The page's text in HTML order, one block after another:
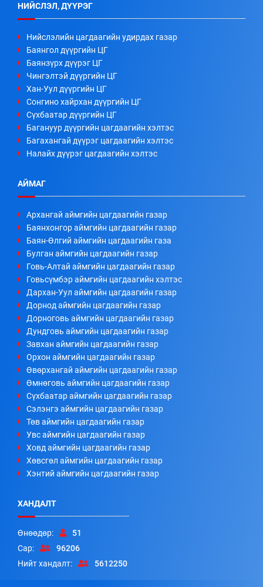
НИЙСЛЭЛ, ДҮҮРЭГ
Нийслэлийн цагдаагийн удирдах газар
Баянгол дүүргийн ЦГ
Баянзүрх дүүрэг ЦГ
Чингэлтэй дүүргийн ЦГ
Хан-Уул дүүргийн ЦГ
Сонгино хайрхан дүүргийн ЦГ
Сүхбаатар дүүргийн ЦГ
Багануур дүүргийн цагдаагийн хэлтэс
Багахангай дүүрэг цагдаагийн хэлтэс
Налайх дүүрэг цагдаагийн хэлтэс
АЙМАГ
Архангай аймгийн цагдаагийн газар
Баянхонгор аймгийн цагдаагийн газар
Баян-Өлгий аймгийн цагдаагийн газа
Булган аймгийн цагдаагийн газар
Говь-Алтай аймгийн цагдаагийн газар
Говьсүмбэр аймгийн цагдаагийн хэлтэс
Дархан-Уул аймгийн цагдаагийн газар
Дорнод аймгийн цагдаагийн газар
Дорноговь аймгийн цагдаагийн газар
Дундговь аймгийн цагдаагийн газар
Завхан аймгийн цагдаагийн газар
Орхон аймгийн цагдаагийн газар
Өвөрхангай аймгийн цагдаагийн газар
Өмнөговь аймгийн цагдаагийн газар
Сүхбаатар аймгийн цагдаагийн газар
Сэлэнгэ аймгийн цагдаагийн газар
Төв аймгийн цагдаагийн газар
Увс аймгийн цагдаагийн газар
Ховд аймгийн цагдаагийн газар
Хөвсгөл аймгийн цагдаагийн газар
Хэнтий аймгийн цагдаагийн газар
ХАНДАЛТ
Өнөөдөр:
51
Сар:
96206
Нийт хандалт:
5612250